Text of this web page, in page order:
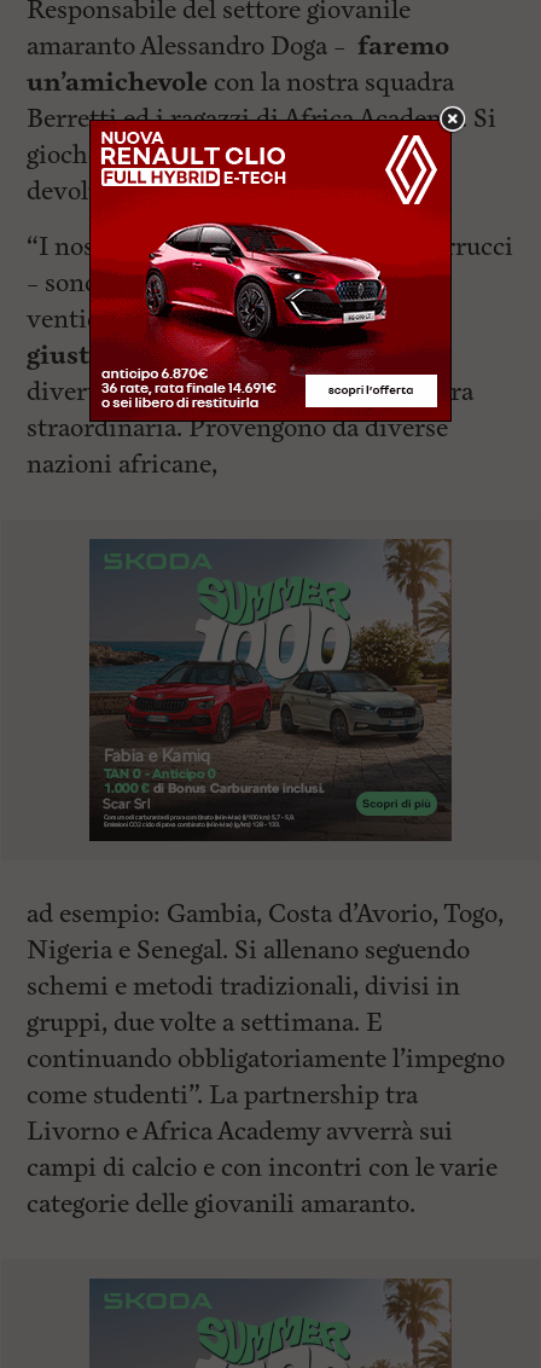
Responsabile del settore giovanile
amaranto Alessandro Doga –faremo
un’amichevole con la nostra squadra
Berretti ed i ragazzi di Africa Academy. Si
giocherà a Rosignano e l’incasso sarà
devoluto in beneficenza”.
“I nostri giocatori – spiega spiega Marrucci
– sono quasi tutti tra i diciotto ed i
venticinque anni. Ho pensatofosse
giusto dare lorola possibilità di
divertirsi, ed è nata così questa squadra
straordinaria. Provengono da diverse
nazioni africane,
ad esempio: Gambia, Costa d’Avorio, Togo,
Nigeria e Senegal. Si allenano seguendo
schemi e metodi tradizionali, divisi in
gruppi, due volte a settimana. E
continuando obbligatoriamente l’impegno
come studenti”. La partnership tra
Livorno e Africa Academy avverrà sui
campi di calcio e con incontri con le varie
categorie delle giovanili amaranto.